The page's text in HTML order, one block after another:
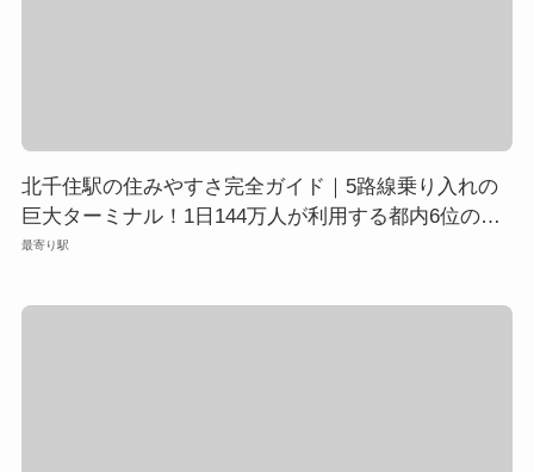
北千住駅の住みやすさ完全ガイド｜5路線乗り入れの
巨大ターミナル！1日144万人が利用する都内6位の交
通拠点
最寄り駅